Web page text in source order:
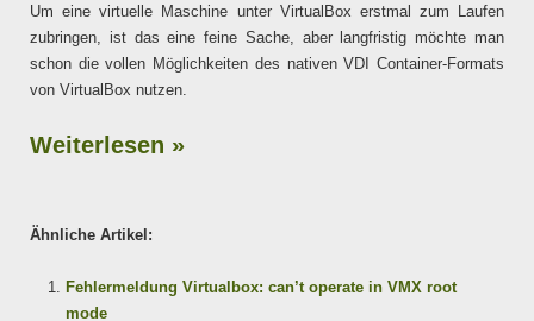
Um eine virtuelle Maschine unter VirtualBox erstmal zum Laufen
zubringen, ist das eine feine Sache, aber langfristig möchte man
schon die vollen Möglichkeiten des nativen VDI Container-Formats
von VirtualBox nutzen.
Weiterlesen »
Ähnliche Artikel:
Fehlermeldung Virtualbox: can’t operate in VMX root
mode